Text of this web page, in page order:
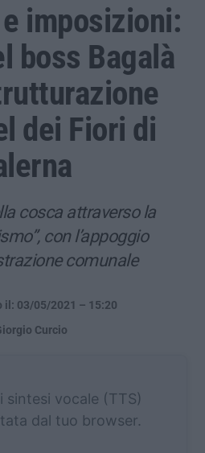
imposizioni:
boss Bagalà
dei Fiori di
cosca attraverso la
con l’appoggio
comunale
il: 03/05/2021 – 15:20
Curcio
sintesi vocale (TTS)
dal tuo browser.